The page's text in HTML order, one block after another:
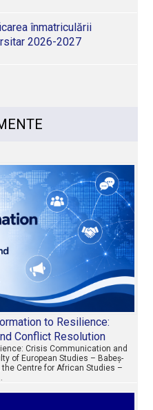
înmatriculării
2026-2027
to Resilience:
Conflict Resolution
Crisis Communication and
of European Studies – Babeș-
Centre for African Studies –